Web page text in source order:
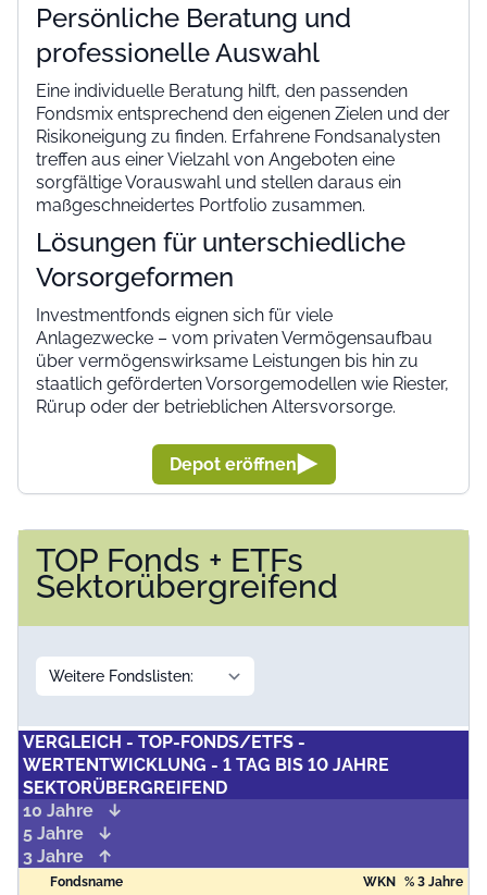
Persönliche Beratung und
professionelle Auswahl
Eine individuelle Beratung hilft, den passenden
Fondsmix entsprechend den eigenen Zielen und der
Risikoneigung zu finden. Erfahrene Fondsanalysten
treffen aus einer Vielzahl von Angeboten eine
sorgfältige Vorauswahl und stellen daraus ein
maßgeschneidertes Portfolio zusammen.
Lösungen für unterschiedliche
Vorsorgeformen
Investmentfonds eignen sich für viele
Anlagezwecke – vom privaten Vermögensaufbau
über vermögenswirksame Leistungen bis hin zu
staatlich geförderten Vorsorgemodellen wie Riester,
Rürup oder der betrieblichen Altersvorsorge.
Depot eröffnen
TOP Fonds + ETFs
Sektorübergreifend
VERGLEICH - TOP-FONDS/ETFS -
WERTENTWICKLUNG - 1 TAG BIS 10 JAHRE
SEKTORÜBERGREIFEND
10 Jahre
5 Jahre
3 Jahre
Fondsname WKN % 3 Jahre